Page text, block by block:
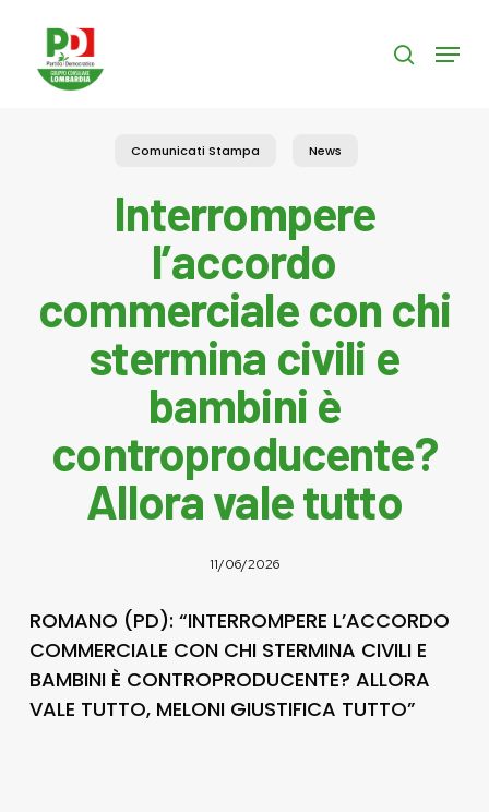
content
search
Menu
Comunicati Stampa News
Interrompere
l’accordo
commerciale con chi
stermina civili e
bambini è
controproducente?
Allora vale tutto
11/06/2026
ROMANO (PD): “INTERROMPERE L’ACCORDO
COMMERCIALE CON CHI STERMINA CIVILI E
BAMBINI È CONTROPRODUCENTE? ALLORA
VALE TUTTO, MELONI GIUSTIFICA TUTTO”